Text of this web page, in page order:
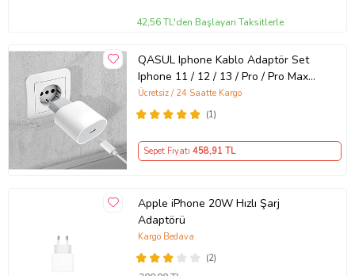
42,56 TL'den Başlayan Taksitlerle
QASUL Iphone Kablo Adaptör Set
Iphone 11 / 12 / 13 / Pro / Pro Max
Uyumlu Şarj Aleti Seti
(1)
Ücretsiz / 24 Saatte Kargo
Sepet Fiyatı 458,91 TL
Apple iPhone 20W Hızlı Şarj
Adaptörü
(2)
Kargo Bedava